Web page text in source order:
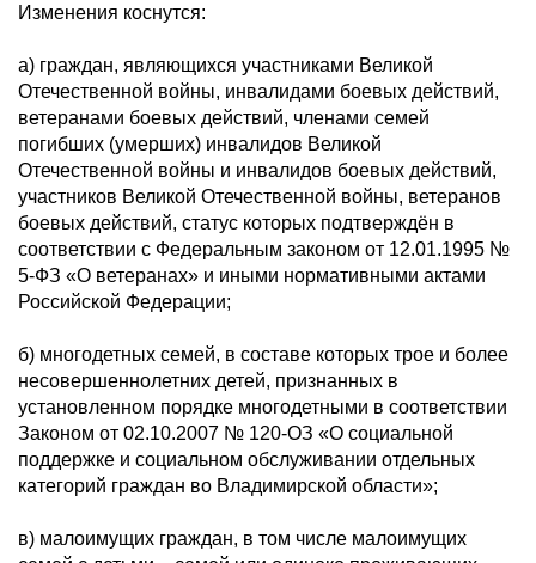
Изменения коснутся:
а) граждан, являющихся участниками Великой
Отечественной войны, инвалидами боевых действий,
ветеранами боевых действий, членами семей
погибших (умерших) инвалидов Великой
Отечественной войны и инвалидов боевых действий,
участников Великой Отечественной войны, ветеранов
боевых действий, статус которых подтверждён в
соответствии с Федеральным законом от 12.01.1995 №
5-ФЗ «О ветеранах» и иными нормативными актами
Российской Федерации;
б) многодетных семей, в составе которых трое и более
несовершеннолетних детей, признанных в
установленном порядке многодетными в соответствии
Законом от 02.10.2007 № 120-ОЗ «О социальной
поддержке и социальном обслуживании отдельных
категорий граждан во Владимирской области»;
в) малоимущих граждан, в том числе малоимущих